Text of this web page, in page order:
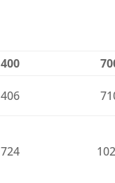
400
406
724